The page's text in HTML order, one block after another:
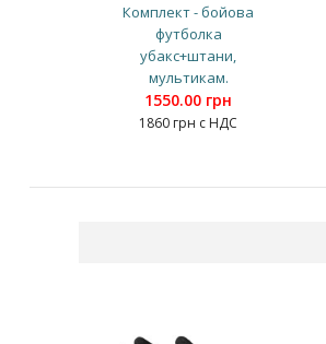
Комплект - бойова
футболка
убакс+штани,
мультикам.
1550.00 грн
1860 грн с НДС